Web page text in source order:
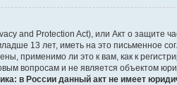
and Protection Act), или Акт о защите
13 лет, иметь на это письменное
применимо ли это к вам, как к
вопросам и не является объектом
в России данный акт не имеет